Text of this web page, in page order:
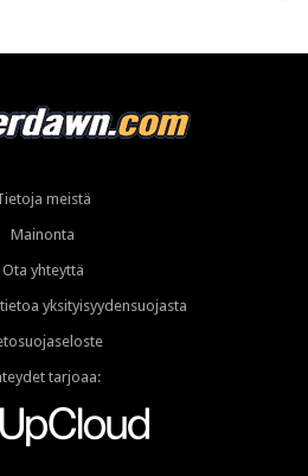
meistä
Mainonta
Ota yhteyttä
yksityisyydensuojasta
tarjoaa: